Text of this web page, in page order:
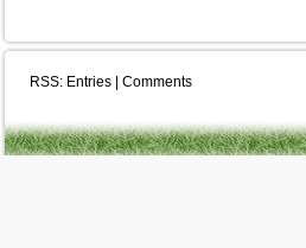
RSS: Entries Comments